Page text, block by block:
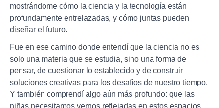
mostrándome cómo la ciencia y la tecnología están
profundamente entrelazadas, y cómo juntas pueden
diseñar el futuro.
Fue en ese camino donde entendí que la ciencia no es
solo una materia que se estudia, sino una forma de
pensar, de cuestionar lo establecido y de construir
soluciones creativas para los desafíos de nuestro tiempo.
Y también comprendí algo aún más profundo: que las
niñas necesitamos vernos reflejadas en estos espacios.